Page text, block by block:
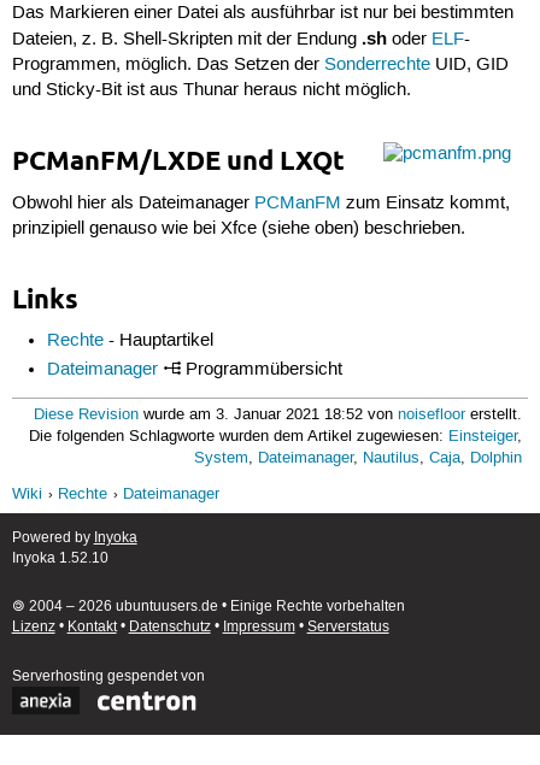
Das Markieren einer Datei als ausführbar ist nur bei bestimmten
Dateien, z. B. Shell-Skripten mit der Endung .shoder ELF-
Programmen, möglich. Das Setzen der SonderrechteUID, GID
und Sticky-Bit ist aus Thunar heraus nicht möglich.
PCManFM/LXDE und LXQt
Obwohl hier als Dateimanager PCManFM zum Einsatz kommt,
prinzipiell genauso wie bei Xfce (siehe oben) beschrieben.
Links
Rechte - Hauptartikel
Dateimanager
Programmübersicht
Diese Revision wurde am 3. Januar 2021 18:52 vonnoisefloorerstellt.
Die folgenden Schlagworte wurden dem Artikel zugewiesen: Einsteiger,
System, Dateimanager, Nautilus,Caja, Dolphin
Wiki
Rechte Dateimanager
Powered by Inyoka
Inyoka 1.52.10
🄯 2004 – 2026 ubuntuusers.de • Einige Rechte vorbehalten
Lizenz• Kontakt• Datenschutz• Impressum• Serverstatus
Serverhosting gespendet von